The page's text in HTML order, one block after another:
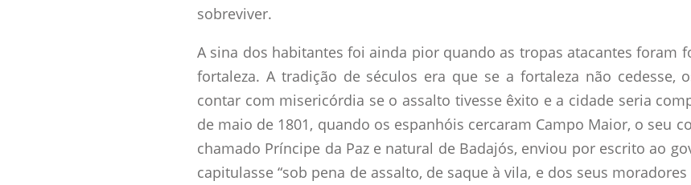
sobreviver.
A sina dos habitantes foi ainda pior quando as tropas atacantes foram
fortaleza. A tradição de séculos era que se a fortaleza não cedesse,
contar com misericórdia se o assalto tivesse êxito e a cidade seria
de maio de 1801, quando os espanhóis cercaram Campo Maior, o seu
chamado Príncipe da Paz e natural de Badajós, enviou por escrito ao
capitulasse “sob pena de assalto, de saque à vila, e dos seus